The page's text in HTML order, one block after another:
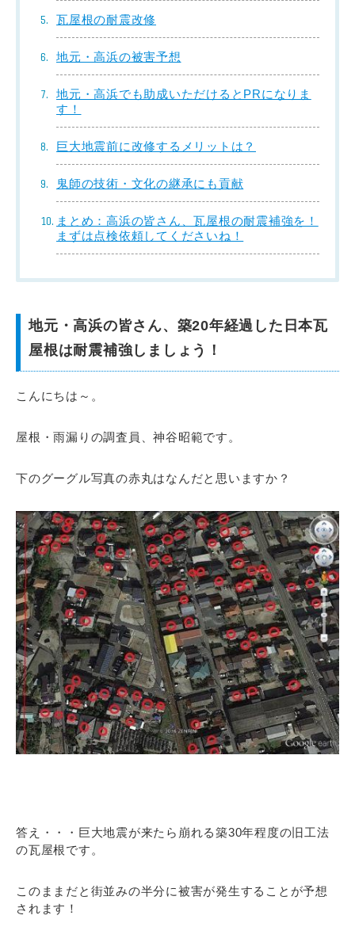
瓦屋根の耐震改修
地元・高浜の被害予想
地元・高浜でも助成いただけるとPRになりま
す！
巨大地震前に改修するメリットは？
鬼師の技術・文化の継承にも貢献
まとめ：高浜の皆さん、瓦屋根の耐震補強を！
まずは点検依頼してくださいね！
地元・高浜の皆さん、築20年経過した日本瓦
屋根は耐震補強しましょう！
こんにちは～。
屋根・雨漏りの調査員、神谷昭範です。
下のグーグル写真の赤丸はなんだと思いますか？
答え・・・巨大地震が来たら崩れる築30年程度の旧工法
の瓦屋根です。
このままだと街並みの半分に被害が発生することが予想
されます！